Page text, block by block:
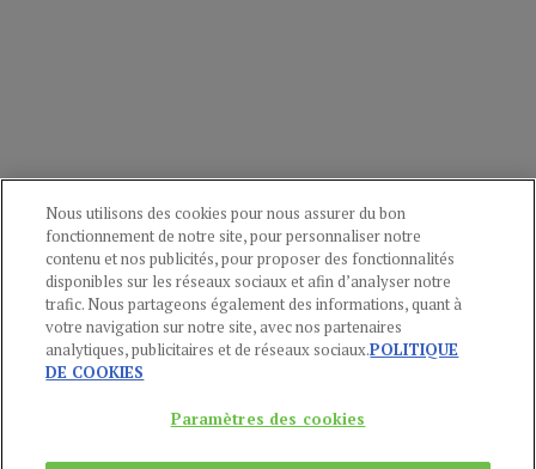
Nous utilisons des cookies pour nous assurer du bon
fonctionnement de notre site, pour personnaliser notre
contenu et nos publicités, pour proposer des fonctionnalités
disponibles sur les réseaux sociaux et afin d’analyser notre
trafic. Nous partageons également des informations, quant à
votre navigation sur notre site, avec nos partenaires
analytiques, publicitaires et de réseaux sociaux.POLITIQUE
DE COOKIES
Paramètres des cookies